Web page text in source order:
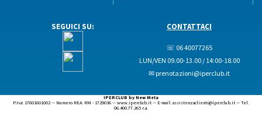
SEGUICI SU: CONTATTACI
☏ 06 40077265
LUN/VEN 09.00-13.00 / 14:00-18.00
✉ prenotazioni@iperclub.it
IPERCLUB by New Meta
P.Iva: 17601601002 — Numero REA: RM - 1729036 — www.iperclub.it — E-mail: assistenzaclienti@iperclub.it — Tel.
06.400.77.265 r.a.